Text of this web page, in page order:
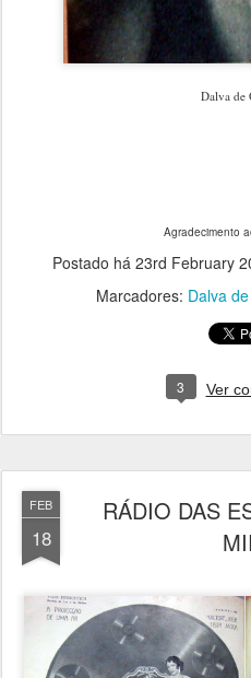
Dalva de
Agradecimento
Postado há 23rd February
Marcadores: Dalva
3 Ver
FEB
18
RÁDIO DAS